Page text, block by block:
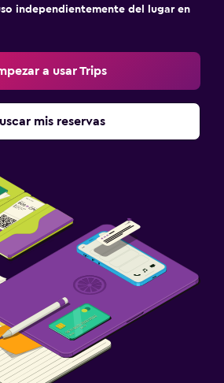
independientemente del lugar en
a usar Trips
mis reservas